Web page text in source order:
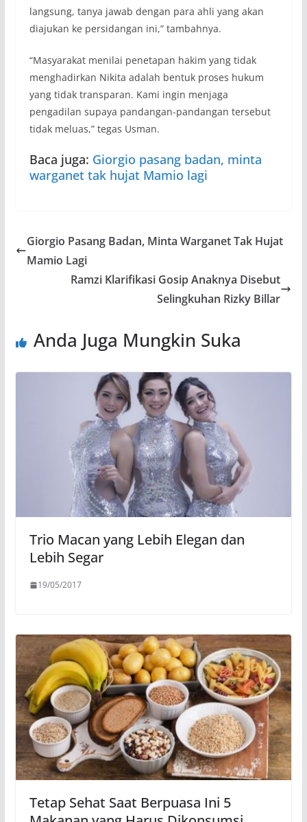
langsung, tanya jawab dengan para ahli yang akan
diajukan ke persidangan ini,” tambahnya.
“Masyarakat menilai penetapan hakim yang tidak
menghadirkan Nikita adalah bentuk proses hukum
yang tidak transparan. Kami ingin menjaga
pengadilan supaya pandangan-pandangan tersebut
tidak meluas,” tegas Usman.
Baca juga: Giorgio pasang badan, minta
warganet tak hujat Mamio lagi
Giorgio Pasang Badan, Minta Warganet Tak Hujat
Mamio Lagi
Ramzi Klarifikasi Gosip Anaknya Disebut
Selingkuhan Rizky Billar
Anda Juga Mungkin Suka
Trio Macan yang Lebih Elegan dan
Lebih Segar
19/05/2017
Tetap Sehat Saat Berpuasa Ini 5